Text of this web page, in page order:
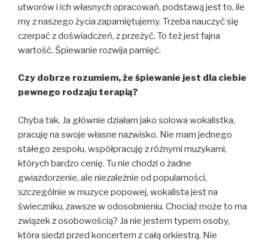
utworów i ich własnych opracowań, podstawą jest to, ile
my z naszego życia zapamiętujemy. Trzeba nauczyć się
czerpać z doświadczeń, z przeżyć. To też jest fajna
wartość. Śpiewanie rozwija pamięć.
Czy dobrze rozumiem, że śpiewanie jest dla ciebie
pewnego rodzaju terapią?
Chyba tak. Ja głównie działam jako solowa wokalistka,
pracuję na swoje własne nazwisko. Nie mam jednego
stałego zespołu, współpracuję z różnymi muzykami,
których bardzo cenię. Tu nie chodzi o żadne
gwiazdorzenie, ale niezależnie od popularności,
szczególnie w muzyce popowej, wokalista jest na
świeczniku, zawsze w odosobnieniu. Chociaż może to ma
związek z osobowością? Ja nie jestem typem osoby,
która siedzi przed koncertem z całą orkiestrą. Nie